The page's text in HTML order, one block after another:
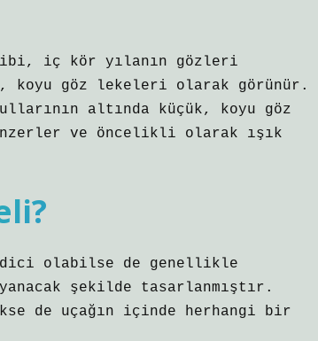
iç kör yılanın gözleri
koyu göz lekeleri olarak görünür.
altında küçük, koyu göz
ve öncelikli olarak ışık
olabilse de genellikle
şekilde tasarlanmıştır.
de uçağın içinde herhangi bir